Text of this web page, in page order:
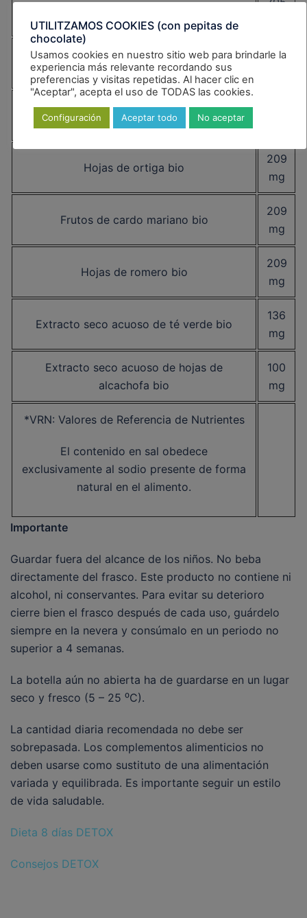
Hojas de menta piperita bio
475
Hojas de abedul bio
Hojas de ortiga bio
209
mg
Frutos de cardo mariano bio
209
mg
Hojas de romero bio
209
mg
Extracto seco acuoso de té verde bio
136
mg
Extracto seco acuoso de hojas de
alcachofa bio
100
mg
*VRN: Valores de Referencia de Nutrientes
El contenido en sal obedece
exclusivamente al sodio presente de forma
natural en el alimento.
Importante
Guardar fuera del alcance de los niños. No beba
directamente del frasco. Este producto no contiene ni
alcohol, ni conservantes. Para evitar su deterioro
cierre bien el frasco después de cada uso, guárdelo
siempre en la nevera y consúmalo en un periodo no
superior a 4 semanas.
La botella aún no abierta ha de guardarse en un lugar
seco y fresco (5 – 25 ⁰C).
La cantidad diaria recomendada no debe ser
sobrepasada. Los complementos alimenticios no
deben usarse como sustituto de una alimentación
variada y equilibrada. Es importante seguir un estilo
de vida saludable.
Dieta 8 días DETOX
Consejos DETOX
UTILITZAMOS COOKIES (con pepitas de
chocolate)
Usamos cookies en nuestro sitio web para brindarle la
experiencia más relevante recordando sus
preferencias y visitas repetidas. Al hacer clic en
"Aceptar", acepta el uso de TODAS las cookies.
Configuración Aceptar todo No aceptar